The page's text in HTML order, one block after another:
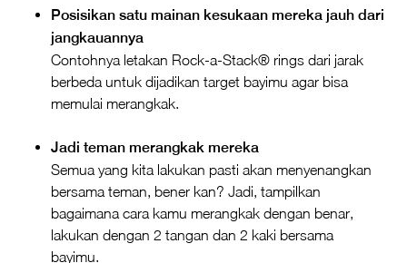
Posisikan satu mainan kesukaan mereka jauh dari
jangkauannya
Contohnya letakan Rock-a-Stack® rings dari jarak
berbeda untuk dijadikan target bayimu agar bisa
memulai merangkak.
Jadi teman merangkak mereka
Semua yang kita lakukan pasti akan menyenangkan
bersama teman, bener kan? Jadi, tampilkan
bagaimana cara kamu merangkak dengan benar,
lakukan dengan 2 tangan dan 2 kaki bersama
bayimu.